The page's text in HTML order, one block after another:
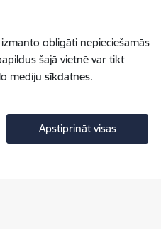
obligāti nepieciešamās
šajā vietnē var tikt
mediju sīkdatnes.
Apstiprināt visas